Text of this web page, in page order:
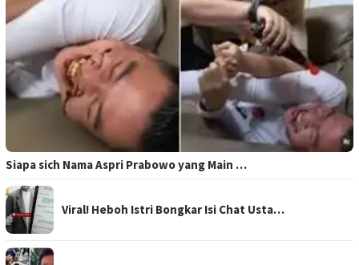
Siapa sich Nama Aspri Prabowo yang Main …
Viral! Heboh Istri Bongkar Isi Chat Usta…